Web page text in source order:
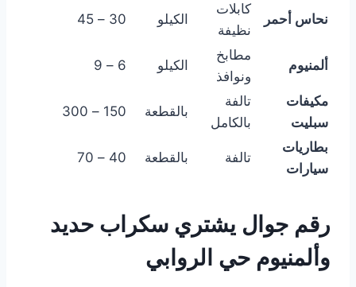
نحاس أحمر
كابلات
نظيفة
الكيلو 30 – 45
ألمنيوم
مطابخ
ونوافذ
الكيلو 6 – 9
مكيفات
سبليت
تالفة
بالكامل
بالقطعة 150 – 300
بطاريات
سيارات
تالفة بالقطعة 40 – 70
رقم جوال يشتري سكراب حديد
وألمنيوم حي الروابي